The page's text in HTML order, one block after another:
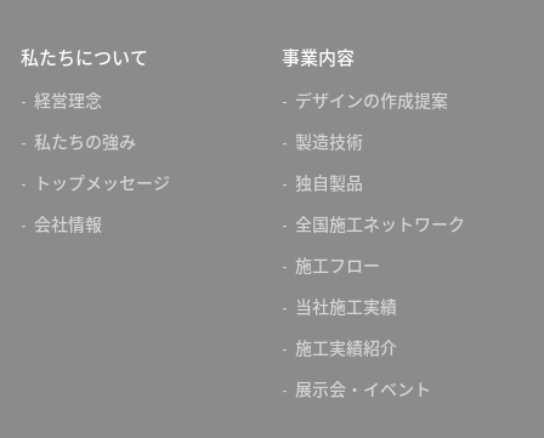
私たちについて
経営理念
私たちの強み
トップメッセージ
会社情報
事業内容
デザインの作成提案
製造技術
独自製品
全国施工ネットワーク
施工フロー
当社施工実績
施工実績紹介
展示会・イベント